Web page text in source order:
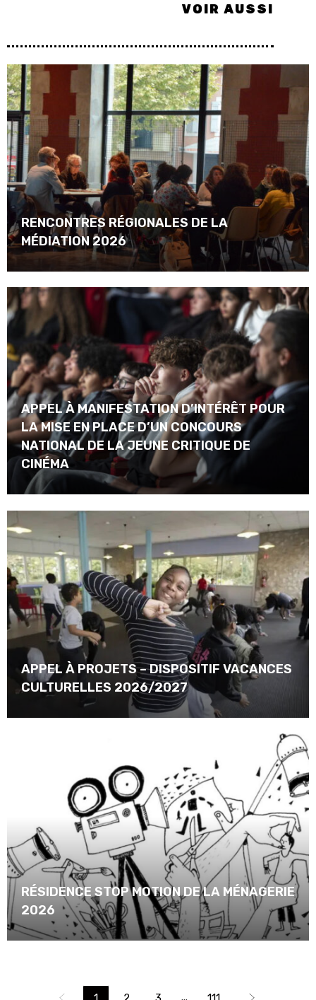
VOIR AUSSI
RENCONTRES RÉGIONALES DE LA
MÉDIATION 2026
APPEL À MANIFESTATION D’INTÉRÊT POUR
LA MISE EN PLACE D’UN CONCOURS
NATIONAL DE LA JEUNE CRITIQUE DE
CINÉMA
APPEL À PROJETS – DISPOSITIF VACANCES
CULTURELLES 2026/2027
RÉSIDENCE STOP MOTION DE LA MÉNAGERIE
2026
...